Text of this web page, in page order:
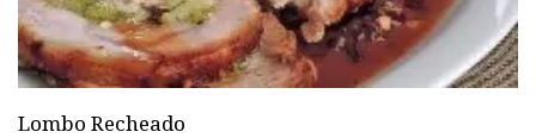
Lombo Recheado